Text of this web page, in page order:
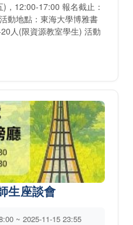
，12:00-17:00 報名截止：
動地點：東海大學博雅書
人(限資源教室學生) 活動
生座談會
~ 2025-11-15 23:55